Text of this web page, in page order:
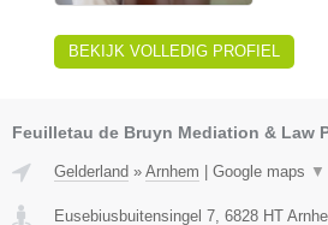
BEKIJK VOLLEDIG PROFIEL
Feuilletau de Bruyn Mediation & Law
Gelderland » Arnhem Google maps ▼
Eusebiusbuitensingel 7 6828 HT